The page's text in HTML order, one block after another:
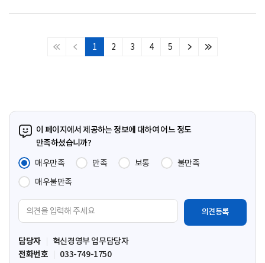
처
이
1 2 3 4 5
다
마
이 페이지에서 제공하는 정보에 대하여 어느 정도
만족하셨습니까?
매우만족
만족 보통
불만족
매우불만족
견
입
력
담당자
혁신경영부 업무담당자
전화번호
033-749-1750